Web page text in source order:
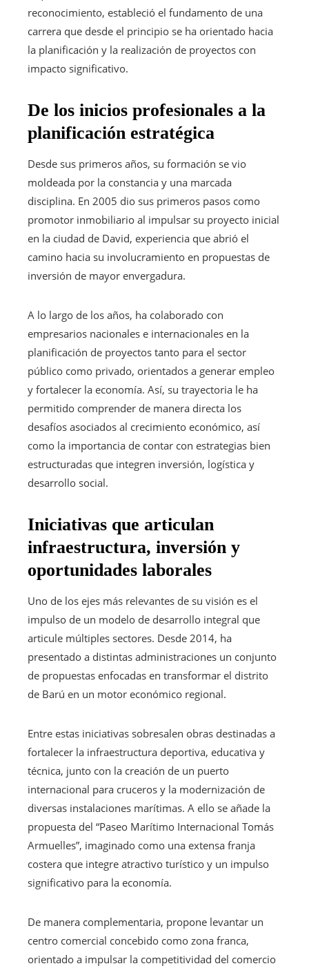
reconocimiento, estableció el fundamento de una
carrera que desde el principio se ha orientado hacia
la planificación y la realización de proyectos con
impacto significativo.
De los inicios profesionales a la
planificación estratégica
Desde sus primeros años, su formación se vio
moldeada por la constancia y una marcada
disciplina. En 2005 dio sus primeros pasos como
promotor inmobiliario al impulsar su proyecto inicial
en la ciudad de David, experiencia que abrió el
camino hacia su involucramiento en propuestas de
inversión de mayor envergadura.
A lo largo de los años, ha colaborado con
empresarios nacionales e internacionales en la
planificación de proyectos tanto para el sector
público como privado, orientados a generar empleo
y fortalecer la economía. Así, su trayectoria le ha
permitido comprender de manera directa los
desafíos asociados al crecimiento económico, así
como la importancia de contar con estrategias bien
estructuradas que integren inversión, logística y
desarrollo social.
Iniciativas que articulan
infraestructura, inversión y
oportunidades laborales
Uno de los ejes más relevantes de su visión es el
impulso de un modelo de desarrollo integral que
articule múltiples sectores. Desde 2014, ha
presentado a distintas administraciones un conjunto
de propuestas enfocadas en transformar el distrito
de Barú en un motor económico regional.
Entre estas iniciativas sobresalen obras destinadas a
fortalecer la infraestructura deportiva, educativa y
técnica, junto con la creación de un puerto
internacional para cruceros y la modernización de
diversas instalaciones marítimas. A ello se añade la
propuesta del “Paseo Marítimo Internacional Tomás
Armuelles”, imaginado como una extensa franja
costera que integre atractivo turístico y un impulso
significativo para la economía.
De manera complementaria, propone levantar un
centro comercial concebido como zona franca,
orientado a impulsar la competitividad del comercio